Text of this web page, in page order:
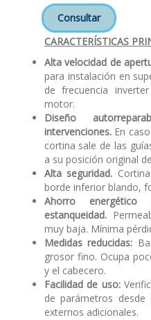
Consultar
CARACTERÍSTICAS
Alta velocidad de
para instalación en
de frecuencia
motor.
Diseño
intervenciones. En
cortina sale de las
a su posición original
Alta seguridad.
borde inferior blando,
Ahorro
estanqueidad.
muy baja. Mínima
Medidas reducidas:
grosor fino. Ocupa
y el cabecero.
Facilidad de uso:
de parámetros desde
externos adicionales.